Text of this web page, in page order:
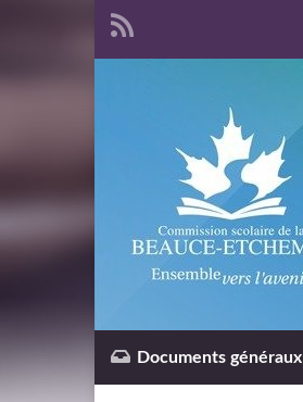
Documents généraux